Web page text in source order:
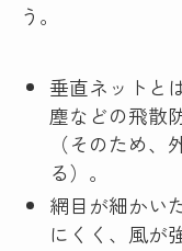
う。
垂直ネットと
塵などの飛散
（そのため
る）。
網目が細かい
にくく、風が